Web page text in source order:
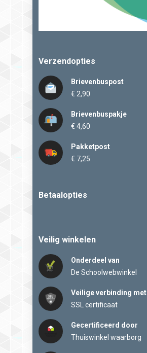
Verzendopties
Brievenbuspost
€ 2,90
Brievenbuspakje
€ 4,60
Pakketpost
€ 7,25
Betaalopties
Veilig winkelen
Onderdeel van
De Schoolwebwinkel
Veilige verbinding met
SSL certificaat
Gecertificeerd door
Thuiswinkel waarborg